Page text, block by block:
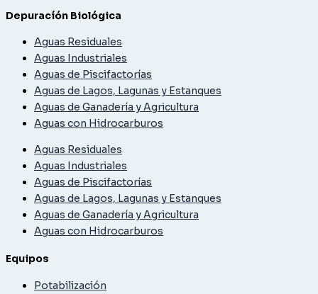
Depuracíón Biológica
Aguas Residuales
Aguas Industriales
Aguas de Piscifactorías
Aguas de Lagos, Lagunas y Estanques
Aguas de Ganadería y Agricultura
Aguas con Hidrocarburos
Aguas Residuales
Aguas Industriales
Aguas de Piscifactorías
Aguas de Lagos, Lagunas y Estanques
Aguas de Ganadería y Agricultura
Aguas con Hidrocarburos
Equipos
Potabilización